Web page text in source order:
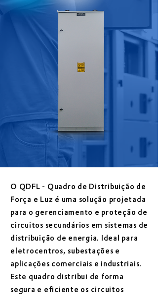
O QDFL - Quadro de Distribuição de
Força e Luz é uma solução projetada
para o gerenciamento e proteção de
circuitos secundários em sistemas de
distribuição de energia. Ideal para
eletrocentros, subestações e
aplicações comerciais e industriais.
Este quadro distribui de forma
segura e eficiente os circuitos